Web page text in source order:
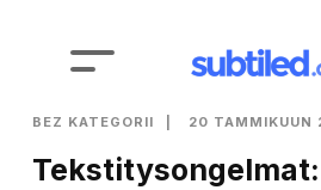
BEZ KATEGORII 20 TAMMIKUUN